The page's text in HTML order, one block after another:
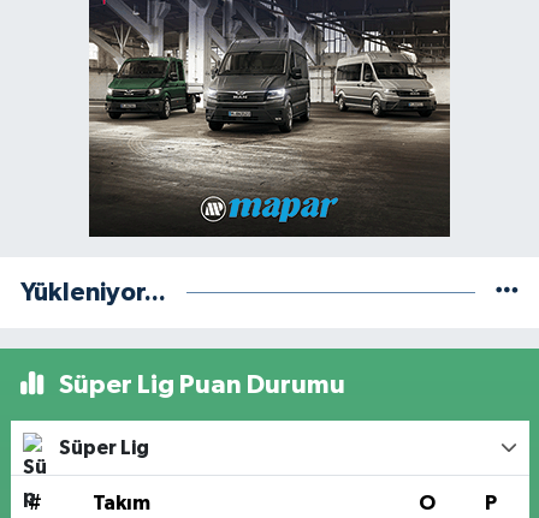
Yükleniyor...
Süper Lig Puan Durumu
Süper Lig
# Takım O P